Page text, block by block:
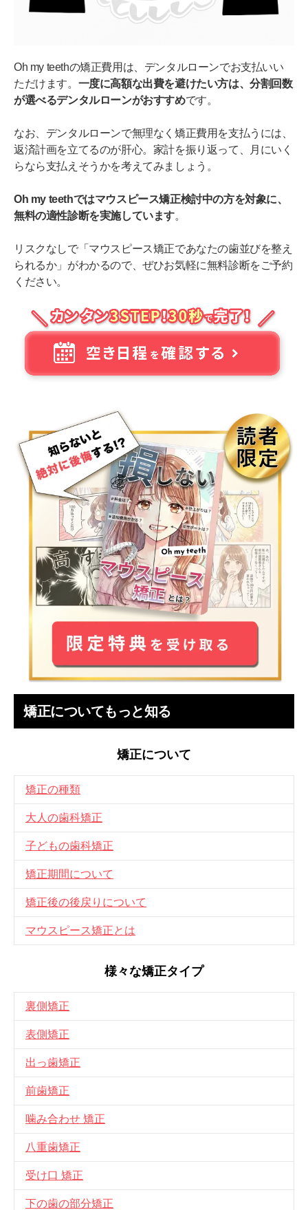
Oh my teethの矯正費用は、デンタルローンでお支払いい
ただけます。 一度に高額な出費を避けたい方は、分割回数
が選べるデンタルローンがおすすめです。
なお、デンタルローンで無理なく矯正費用を支払うには、
返済計画を立てるのが肝心。家計を振り返って、月にいく
らなら支払えそうかを考えてみましょう。
Oh my teethではマウスピース矯正検討中の方を対象に、
無料の適性診断を実施しています。
リスクなしで「マウスピース矯正であなたの歯並びを整え
られるか」がわかるので、ぜひお気軽に無料診断をご予約
ください。
矯正についてもっと知る
矯正について
矯正の種類
大人の歯科矯正
子どもの歯科矯正
矯正期間について
矯正後の後戻りについて
マウスピース矯正とは
様々な矯正タイプ
裏側矯正
表側矯正
出っ歯矯正
前歯矯正
噛み合わせ 矯正
八重歯矯正
受け口 矯正
下の歯の部分矯正